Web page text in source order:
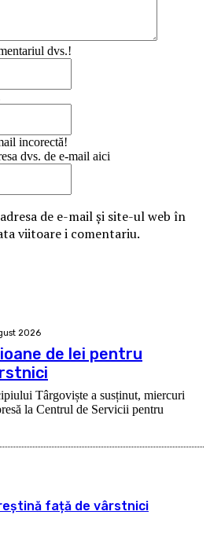
dvs.!
incorectă!
dvs. de e-mail aici
de e-mail și site-ul web în
viitoare i comentariu.
2026
de lei pentru
Târgoviște a susținut, miercuri
la Centrul de Servicii pentru
față de vârstnici